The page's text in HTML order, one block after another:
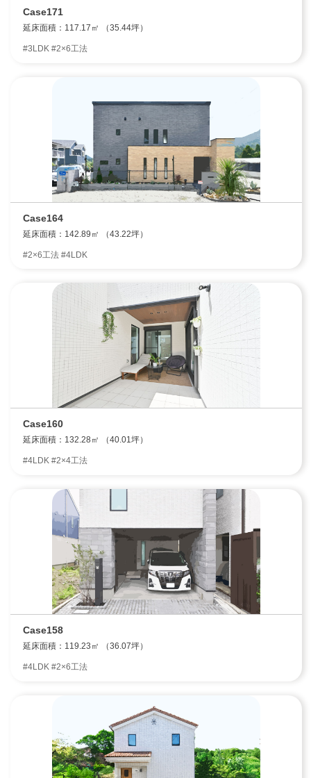
Case171
延床面積：117.17㎡ （35.44坪）
#3LDK #2×6工法
Case164
延床面積：142.89㎡ （43.22坪）
#2×6工法 #4LDK
Case160
延床面積：132.28㎡ （40.01坪）
#4LDK #2×4工法
Case158
延床面積：119.23㎡ （36.07坪）
#4LDK #2×6工法